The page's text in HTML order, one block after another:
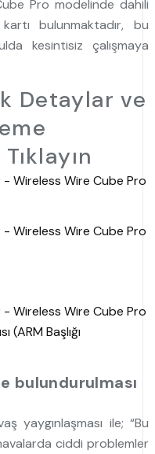
Pro modelinde dahili
bulunmaktadır, bu
kesintisiz çalışmaya
Detaylar ve
Wireless Wire Cube Pro
Wireless Wire Cube Pro
Wireless Wire Cube Pro
(ARM Başlığı
bulundurulması
yaygınlaşması ile; “Bu
ciddi problemler